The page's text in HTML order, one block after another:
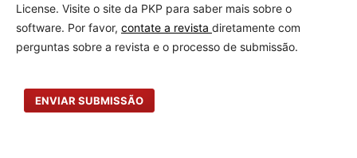
License. Visite o site da PKP para saber mais sobre o
software. Por favor, contate a revista diretamente com
perguntas sobre a revista e o processo de submissão.
ENVIAR SUBMISSÃO